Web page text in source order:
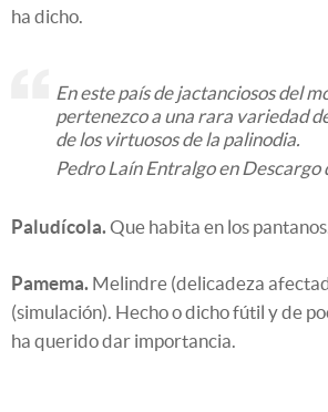
ha dicho.
En este país de jactanciosos del
pertenezco a una rara variedad
de los virtuosos de la palinodia.
Pedro Laín Entralgo en Descargo
Paludícola.Que habita en los
Pamema. Melindre (delicadeza
(simulación). Hecho o dicho fútil y de
ha querido dar importancia.